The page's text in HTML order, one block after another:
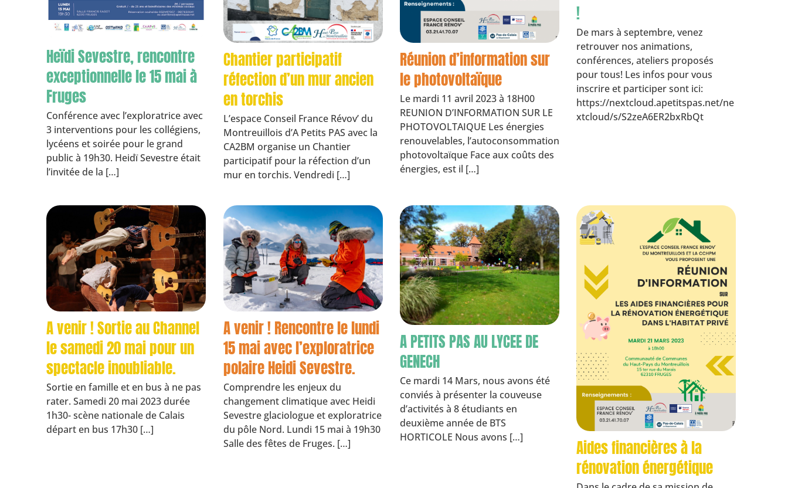
Heïdi Sevestre, rencontre
exceptionnelle le 15 mai à
Fruges
Conférence avec l’exploratrice avec
3 interventions pour les collégiens,
lycéens et soirée pour le grand
public à 19h30. Heidï Sevestre était
l’invitée de la […]
Chantier participatif
réfection d’un mur ancien
en torchis
L’espace Conseil France Révov’ du
Montreuillois d’A Petits PAS avec la
CA2BM organise un Chantier
participatif pour la réfection d’un
mur en torchis. Vendredi […]
Réunion d’information sur
le photovoltaïque
Le mardi 11 avril 2023 à 18H00
REUNION D’INFORMATION SUR LE
PHOTOVOLTAIQUE Les énergies
renouvelables, l’autoconsommation
photovoltaïque Face aux coûts des
énergies, est il […]
!
De mars à septembre, venez
retrouver nos animations,
conférences, ateliers proposés
pour tous! Les infos pour vous
inscrire et participer sont ici:
https://nextcloud.apetitspas.net/ne
xtcloud/s/S2zeA6ER2bxRbQt
A venir ! Sortie au Channel
le samedi 20 mai pour un
spectacle inoubliable.
Sortie en famille et en bus à ne pas
rater. Samedi 20 mai 2023 durée
1h30- scène nationale de Calais
départ en bus 17h30 […]
A venir ! Rencontre le lundi
15 mai avec l’exploratrice
polaire Heidi Sevestre.
Comprendre les enjeux du
changement climatique avec Heidi
Sevestre glaciologue et exploratrice
du pôle Nord. Lundi 15 mai à 19h30
Salle des fêtes de Fruges. […]
A PETITS PAS AU LYCEE DE
GENECH
Ce mardi 14 Mars, nous avons été
conviés à présenter la couveuse
d’activités à 8 étudiants en
deuxième année de BTS
HORTICOLE Nous avons […]
Aides financières à la
rénovation énergétique